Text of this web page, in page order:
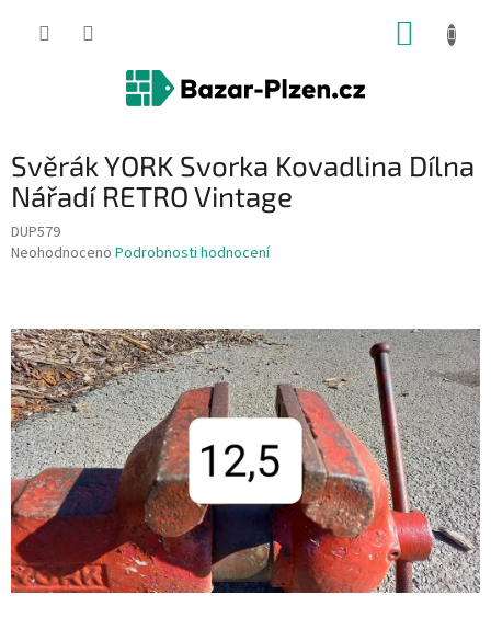
Svěrák YORK Svorka Kovadlina Dílna
Nářadí RETRO Vintage
DUP579
Průměrné
0,0
z
5
hvězdiček.
Neohodnoceno Podrobnosti hodnocení